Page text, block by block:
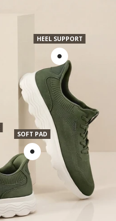
SOFT PAD
HEEL SUPPORT